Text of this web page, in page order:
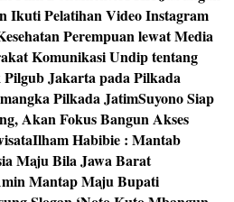
Ikuti Pelatihan Video Instagram
Perempuan lewat Media
Komunikasi Undip tentang
Jakarta pada Pilkada
Pilkada JatimSuyono Siap
Akan Fokus Bangun Akses
Ilham Habibie : Mantab
Maju Bila Jawa Barat
Mantap Maju Bupati